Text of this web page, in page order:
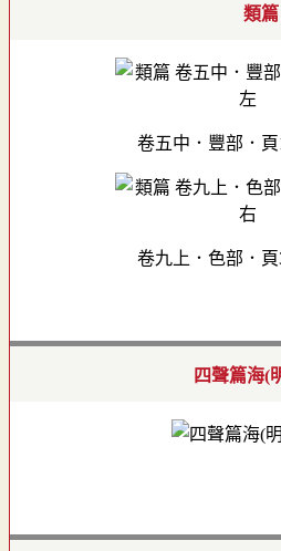
類篇
卷五中．豐部．頁
卷九上．色部．頁
四聲篇海(